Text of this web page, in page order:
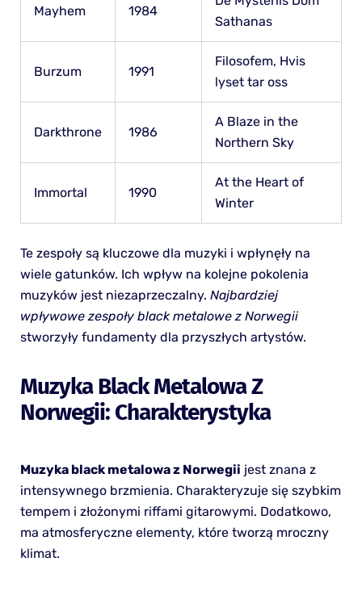
Mayhem 1984
Sathanas
Burzum 1991
Filosofem, Hvis
lyset tar oss
Darkthrone 1986
A Blaze in the
Northern Sky
Immortal 1990
At the Heart of
Winter
Te zespoły są kluczowe dla muzyki i wpłynęły na
wiele gatunków. Ich wpływ na kolejne pokolenia
muzyków jest niezaprzeczalny. Najbardziej
wpływowe zespoły black metalowe z Norwegii
stworzyły fundamenty dla przyszłych artystów.
Muzyka Black Metalowa Z
Norwegii: Charakterystyka
Muzyka black metalowa z Norwegii jest znana z
intensywnego brzmienia. Charakteryzuje się szybkim
tempem i złożonymi riffami gitarowymi. Dodatkowo,
ma atmosferyczne elementy, które tworzą mroczny
klimat.